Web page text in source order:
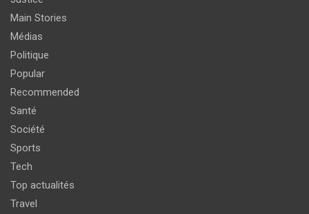
Main Stories
Médias
Politique
Popular
Recommended
Santé
Société
Sports
Tech
Top actualités
Travel